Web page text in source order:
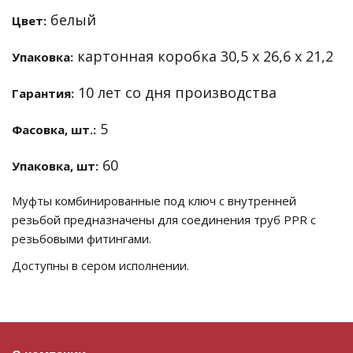
Цвет: белый
Упаковка: картонная коробка 30,5 х 26,6 х 21,2
Гарантия: 10 лет со дня производства
Фасовка, шт.: 5
Упаковка, шт: 60
Муфты комбинированные под ключ с внутренней
резьбой предназначены для соединения труб PPR с
резьбовыми фитингами.
Доступны в сером исполнении.